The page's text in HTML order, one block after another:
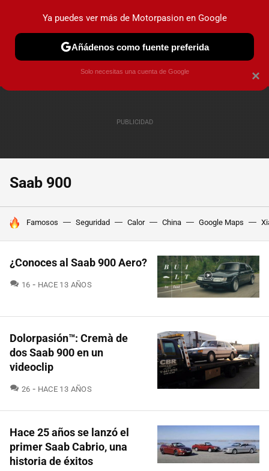
PRUEBAS COCHES ELÉCTRICOS OBSERVATORIO
Saab 900
HOY SE HABLA DE
Famosos Seguridad Calor China Google Maps
¿Conoces al Saab 900 Aero?
16 COMENTARIOS
HACE 13 AÑOS
Dolorpasión™: Cremà de
dos Saab 900 en un
videoclip
26 COMENTARIOS
HACE 13 AÑOS
Hace 25 años se lanzó el
primer Saab Cabrio, una
historia de éxitos
×
Ya puedes ver más de Motorpasion en Google
Añádenos como fuente preferida
Solo necesitas una cuenta de Google